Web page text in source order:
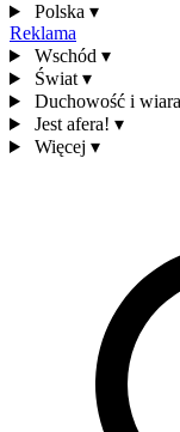
Polska ▾
Reklama
Wschód ▾
Świat ▾
Duchowość i wiara
Jest afera! ▾
Więcej ▾